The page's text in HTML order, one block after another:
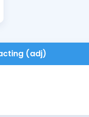
İlgili Haberler
(adj)